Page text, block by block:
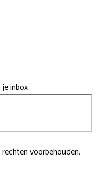
inbox
rechten voorbehouden.